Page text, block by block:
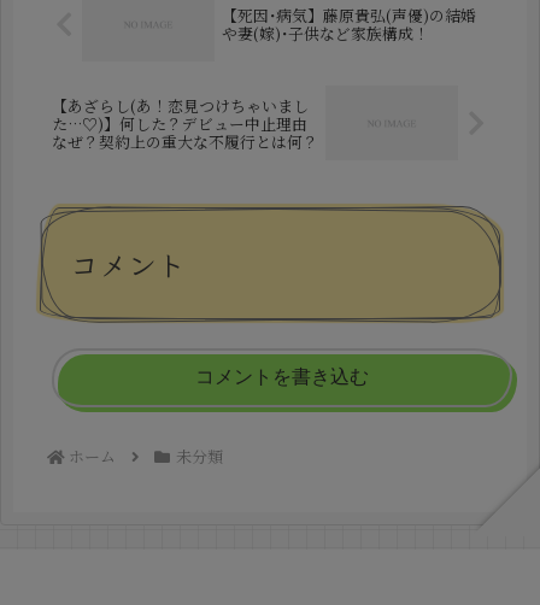
【死因･病気】藤原貴弘(声優)の結婚
や妻(嫁)･子供など家族構成！
【あざらし(あ！恋見つけちゃいまし
た…♡)】何した？デビュー中止理由
なぜ？契約上の重大な不履行とは何？
コメント
コメントを書き込む
ホーム 未分類